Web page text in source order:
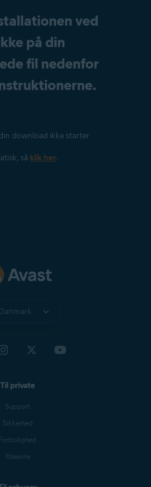
ved
på din
fil nedenfor
download ikke starter
så klik her.
Danmark
Til private
Support
Sikkerhed
Ydeevne